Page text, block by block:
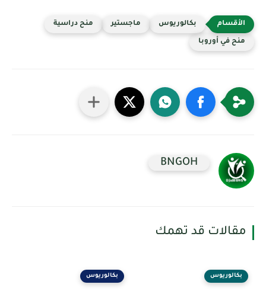
بكالوريوس ماجستير منح دراسية
منح في أوروبا
BNGOH
مقالات قد تهمك
بكالوريوس بكالوريوس